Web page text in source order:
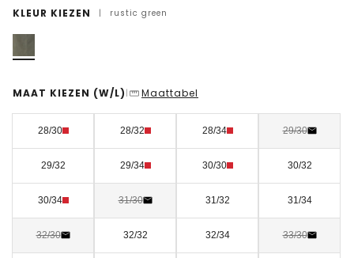
KLEUR KIEZEN | rustic green
MAAT KIEZEN (W/L) | Maattabel
28/30 28/32 28/34 29/30
29/32 29/34 30/30 30/32
30/34 31/30 31/32 31/34
32/30 32/32 32/34 33/30